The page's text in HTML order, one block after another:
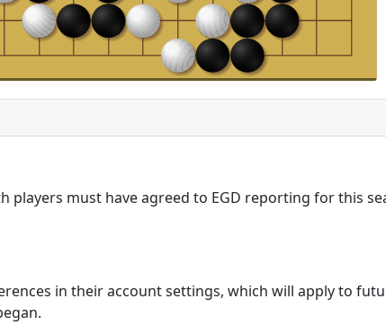
players must have agreed to EGD reporting for this
in their account settings, which will apply to